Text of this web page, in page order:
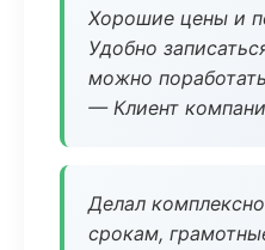
Хорошие цены и
Удобно
можно
— Клиент
Делал
срокам,